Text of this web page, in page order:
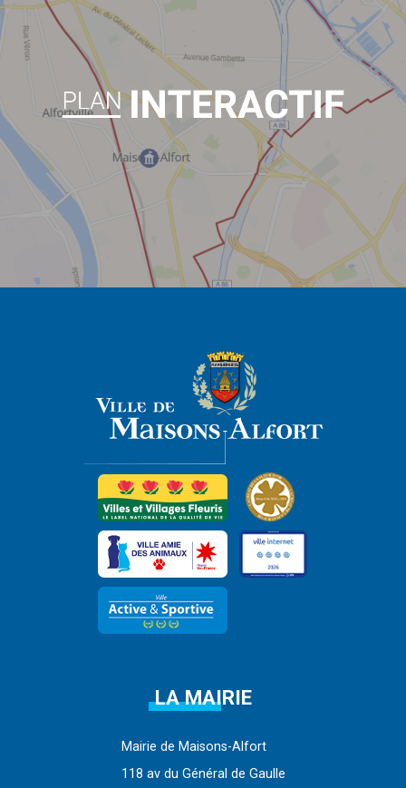
LA MAIRIE
Mairie de Maisons-Alfort
118 av du Général de Gaulle